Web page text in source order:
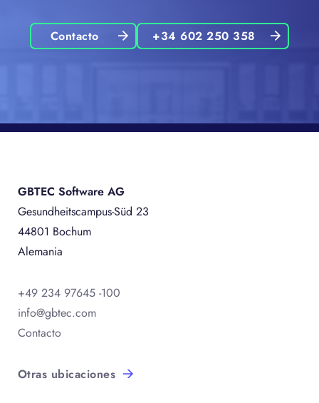
Contacto +34 602 250 358
GBTEC Software AG
Gesundheitscampus-Süd 23
44801 Bochum
Alemania
+49 234 97645 -100
info@gbtec.com
Contacto
Otras ubicaciones